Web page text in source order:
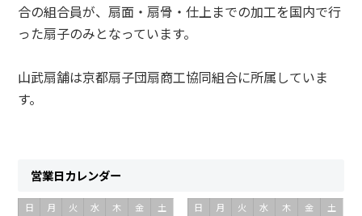
合の組合員が、扇面・扇骨・仕上までの加工を国内で行
った扇子のみとなっています。
山武扇舗は京都扇子団扇商工協同組合に所属していま
す。
営業日カレンダー
日 月 火 水 木 金 土 日 月 火 水 木 金 土